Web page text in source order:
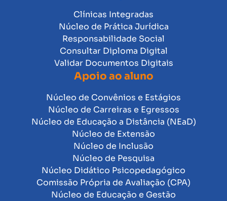
Clínicas Integradas
Núcleo de Prática Jurídica
Responsabilidade Social
Consultar Diploma Digital
Validar Documentos Digitais
Apoio ao aluno
Núcleo de Convênios e Estágios
Núcleo de Carreiras e Egressos
Núcleo de Educação a Distância (NEaD)
Núcleo de Extensão
Núcleo de Inclusão
Núcleo de Pesquisa
Núcleo Didático Psicopedagógico
Comissão Própria de Avaliação (CPA)
Núcleo de Educação e Gestão